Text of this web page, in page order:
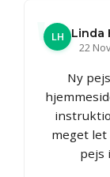
LH
Linda
22
Ny
meget
pejs